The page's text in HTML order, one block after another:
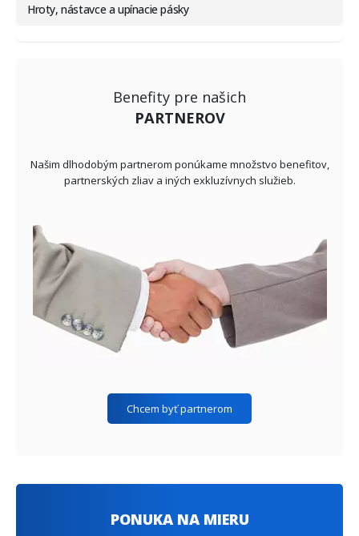
Hroty, nástavce a upínacie pásky
Benefity pre našich
PARTNEROV
Našim dlhodobým partnerom ponúkame množstvo benefitov,
partnerských zliav a iných exkluzívnych služieb.
Chcem byť partnerom
PONUKA NA MIERU